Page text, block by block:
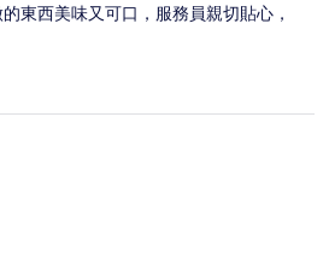
東西美味又可口，服務員親切貼心，